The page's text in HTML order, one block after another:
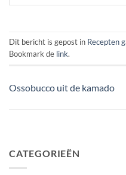
Dit bericht is gepost in Recepten
Bookmark de link.
Ossobucco uit de kamado
CATEGORIEËN